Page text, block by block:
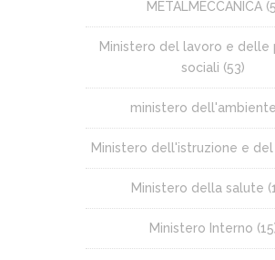
METALMECCANICA
Ministero del lavoro e delle
sociali (53)
ministero dell'ambiente
Ministero dell'istruzione e
Ministero della salute
Ministero Interno